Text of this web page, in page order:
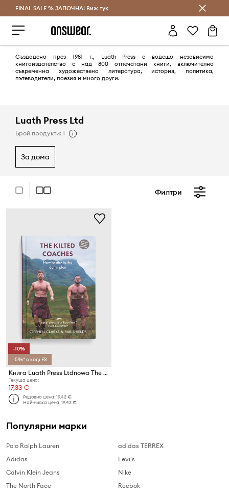
Спестявай с Answear Club
FINAL SALE % ЗАПОЧНА! Виж тук
Създадено през 1981 г., Luath Press е водещо независимо
книгоиздателство с над 800 отпечатани книги, включително
съвременна художествена литература, история, политика,
пътеводители, поезия и много други.
Luath Press Ltd
Брой продукти: 1
за дома
Филтри
-10%
-5%* с код: FS
Книга Luath Press Ltdnowa The Kilted Coaches, Stephen Clarke, Rab Shields
Текуща цена:
17,33 €
Редовна цена:19,42 €
Най-ниска цена:19,42 €
Популярни марки
Polo Ralph Lauren
Adidas
Calvin Klein Jeans
The North Face
adidas TERREX
Levi's
Nike
Reebok